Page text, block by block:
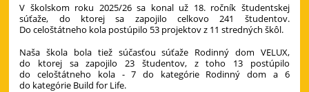
V školskom roku 2025/26 sa konal už 18. ročník študentskej
súťaže, do ktorej sa zapojilo celkovo 241 študentov.
Do celoštátneho kola postúpilo 53 projektov z 11 stredných škôl.
Naša škola bola tiež súčasťou súťaže Rodinný dom VELUX,
do ktorej sa zapojilo 23 študentov, z toho 13 postúpilo
do celoštátneho kola - 7 do kategórie Rodinný dom a 6
do kategórie Build for Life.